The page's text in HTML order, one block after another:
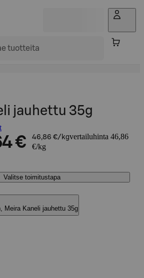
jauhettu 35g
€ 46,86 €/kgvertailuhinta 46,86
€/kg
Valitse toimitustapa
Meira Kaneli jauhettu 35g